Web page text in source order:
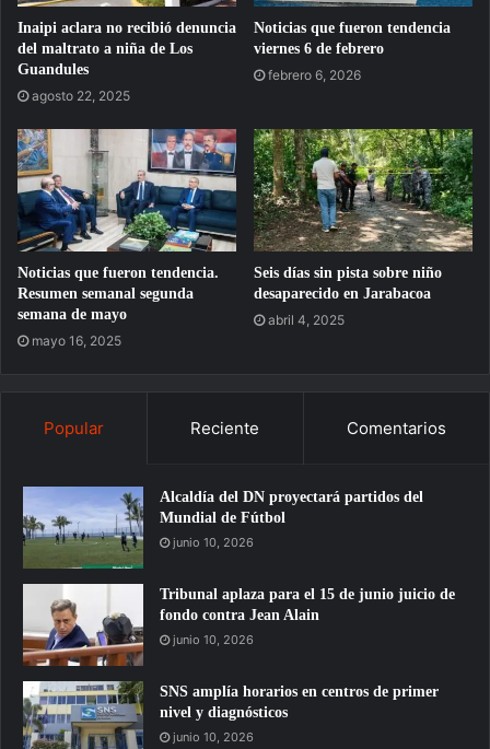
Inaipi aclara no recibió denuncia
del maltrato a niña de Los
Guandules
agosto 22, 2025
Noticias que fueron tendencia
viernes 6 de febrero
febrero 6, 2026
Noticias que fueron tendencia.
Resumen semanal segunda
semana de mayo
mayo 16, 2025
Seis días sin pista sobre niño
desaparecido en Jarabacoa
abril 4, 2025
Popular Reciente Comentarios
Alcaldía del DN proyectará partidos del
Mundial de Fútbol
junio 10, 2026
Tribunal aplaza para el 15 de junio juicio de
fondo contra Jean Alain
junio 10, 2026
SNS amplía horarios en centros de primer
nivel y diagnósticos
junio 10, 2026